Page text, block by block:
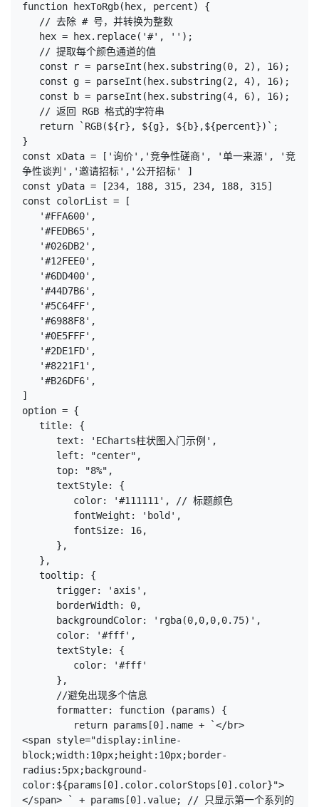
function hexToRgb(hex, percent) {
// 去除 # 号，并转换为整数
hex = hex.replace('#', '');
// 提取每个颜色通道的值
const r = parseInt(hex.substring(0, 2), 16);
const g = parseInt(hex.substring(2, 4), 16);
const b = parseInt(hex.substring(4, 6), 16);
// 返回 RGB 格式的字符串
return `RGB(${r}, ${g}, ${b},${percent})`;
}
const xData = ['询价','竞争性磋商', '单一来源', '竞
争性谈判','邀请招标','公开招标' ]
const yData = [234, 188, 315, 234, 188, 315]
const colorList = [
'#FFA600',
'#FEDB65',
'#026DB2',
'#12FEE0',
'#6DD400',
'#44D7B6',
'#5C64FF',
'#6988F8',
'#0E5FFF',
'#2DE1FD',
'#8221F1',
'#B26DF6',
]
option = {
title: {
text: 'ECharts柱状图入门示例',
left: "center",
top: "8%",
textStyle: {
color: '#111111', // 标题颜色
fontWeight: 'bold',
fontSize: 16,
},
},
tooltip: {
trigger: 'axis',
borderWidth: 0,
backgroundColor: 'rgba(0,0,0,0.75)',
color: '#fff',
textStyle: {
color: '#fff'
},
//避免出现多个信息
formatter: function (params) {
return params[0].name + `</br>
<span style="display:inline-
block;width:10px;height:10px;border-
radius:5px;background-
color:${params[0].color.colorStops[0].color}">
</span> ` + params[0].value; // 只显示第一个系列的